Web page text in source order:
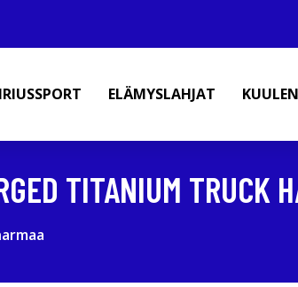
ELÄMYSLAHJAT
TITANIUM TRUCK